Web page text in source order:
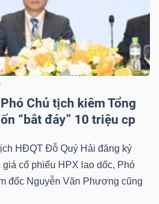
Chủ tịch kiêm Tổng
“bắt đáy” 10 triệu cp
HĐQT Đỗ Quý Hải đăng ký
cổ phiếu HPX lao dốc, Phó
đốc Nguyễn Văn Phương cũng